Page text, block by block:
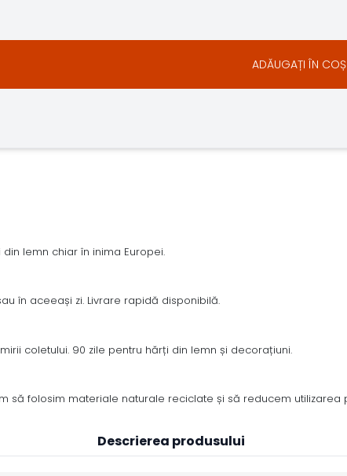
ADĂUGAȚI ÎN COȘ
lemn chiar în inima Europei.
în aceeași zi. Livrare rapidă disponibilă.
coletului. 90 zile pentru hărți din lemn și decorațiuni.
să folosim materiale naturale reciclate și să reducem utilizarea
Descrierea produsului